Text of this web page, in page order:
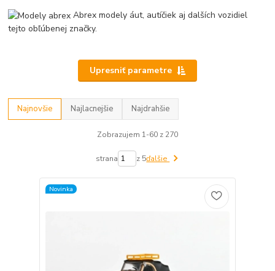
Abrex modely áut, autíčiek aj dalších vozidiel
tejto obľúbenej značky.
Upresniť parametre
Najnovšie Najlacnejšie Najdrahšie
Zobrazujem 1-60 z 270
strana z 5ďalšie
Novinka